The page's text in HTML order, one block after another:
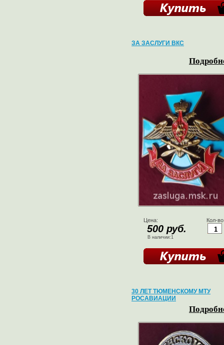
ЗА ЗАСЛУГИ ВКС
Цена:
500 руб.
В наличии:1
Кол-
30 ЛЕТ ТЮМЕНСКОМУ МТУ
РОСАВИАЦИИ